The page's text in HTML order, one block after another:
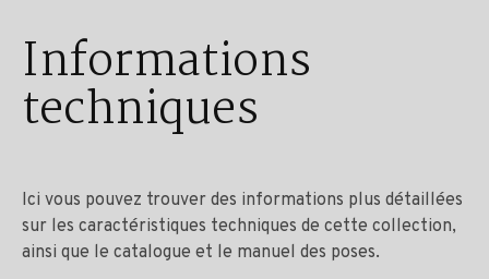
Informations
techniques
Ici vous pouvez trouver des informations plus détaillées
sur les caractéristiques techniques de cette collection,
ainsi que le catalogue et le manuel des poses.